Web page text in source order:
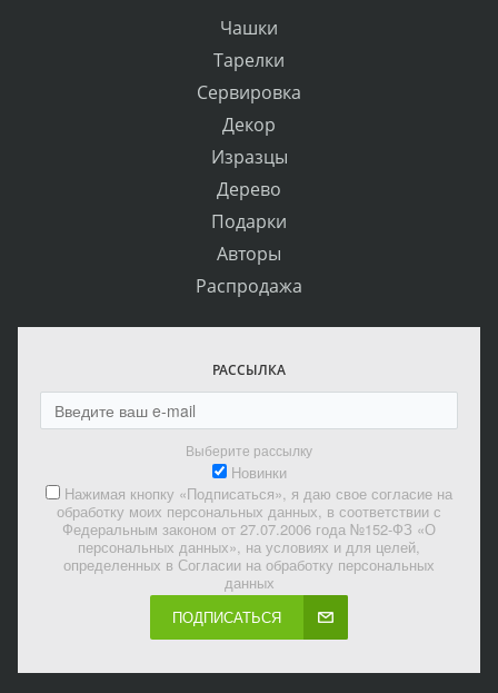
Чашки
Тарелки
Сервировка
Декор
Изразцы
Дерево
Подарки
Авторы
Распродажа
РАССЫЛКА
Выберите рассылку
Новинки
Нажимая кнопку «Подписаться», я даю свое согласие на
обработку моих персональных данных, в соответствии с
Федеральным законом от 27.07.2006 года №152-ФЗ «О
персональных данных», на условиях и для целей,
определенных в Согласии на обработку персональных
данных
ПОДПИСАТЬСЯ